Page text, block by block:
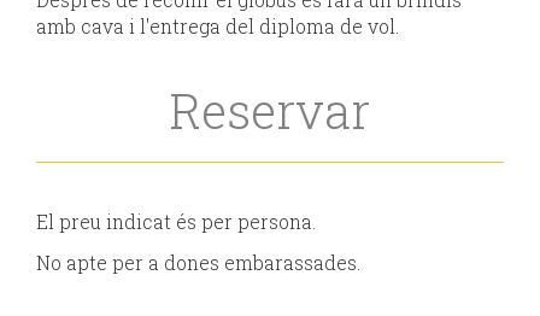
amb cava i l'entrega del diploma de vol.
Reservar
El preu indicat és per persona.
No apte per a dones embarassades.